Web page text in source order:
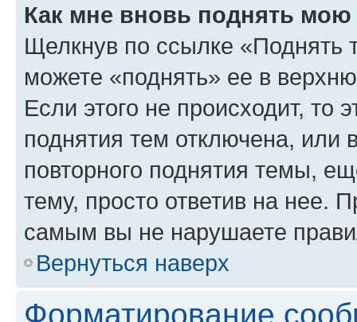
Как мне вновь поднять мою
Щелкнув по ссылке «Поднять
можете «поднять» ее в
Если этого не происходит, то
поднятия тем отключена, или
повторного поднятия темы,
тему, просто ответив на нее.
самым вы не нарушаете
Вернуться наверх
Форматирование